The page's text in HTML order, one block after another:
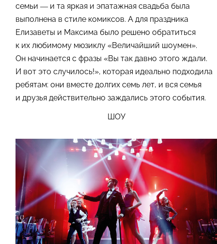
семьи — и та яркая и эпатажная свадьба была
выполнена в стиле комиксов. А для праздника
Елизаветы и Максима было решено обратиться
к их любимому мюзиклу «Величайший шоумен».
Он начинается с фразы «Вы так давно этого ждали.
И вот это случилось!», которая идеально подходила
ребятам: они вместе долгих семь лет, и вся семья
и друзья действительно заждались этого события.
ШОУ